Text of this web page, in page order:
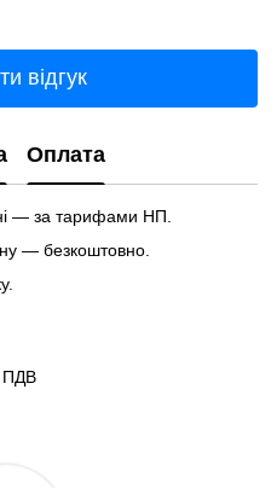
відгук
Оплата
— за тарифами НП.
— безкоштовно.
ПДВ